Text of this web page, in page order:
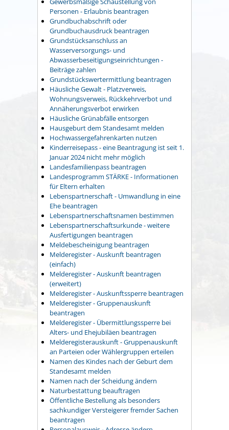
Personen - Erlaubnis beantragen
Grundbuchabschrift oder
Grundbuchausdruck beantragen
Grundstücksanschluss an
Wasserversorgungs- und
Abwasserbeseitigungseinrichtungen -
Beiträge zahlen
Grundstückswertermittlung beantragen
Häusliche Gewalt - Platzverweis,
Wohnungsverweis, Rückkehrverbot und
Annäherungsverbot erwirken
Häusliche Grünabfälle entsorgen
Hausgeburt dem Standesamt melden
Hochwassergefahrenkarten nutzen
Kinderreisepass - eine Beantragung ist seit 1.
Januar 2024 nicht mehr möglich
Landesfamilienpass beantragen
Landesprogramm STÄRKE - Informationen
für Eltern erhalten
Lebenspartnerschaft - Umwandlung in eine
Ehe beantragen
Lebenspartnerschaftsnamen bestimmen
Lebenspartnerschaftsurkunde - weitere
Ausfertigungen beantragen
Meldebescheinigung beantragen
Melderegister - Auskunft beantragen
(einfach)
Melderegister - Auskunft beantragen
(erweitert)
Melderegister - Auskunftssperre beantragen
Melderegister - Gruppenauskunft
beantragen
Melderegister - Übermittlungssperre bei
Alters- und Ehejubiläen beantragen
Melderegisterauskunft - Gruppenauskunft
an Parteien oder Wählergruppen erteilen
Namen des Kindes nach der Geburt dem
Standesamt melden
Namen nach der Scheidung ändern
Naturbestattung beauftragen
Öffentliche Bestellung als besonders
sachkundiger Versteigerer fremder Sachen
beantragen